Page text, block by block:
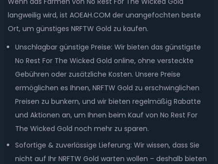
langweilig wird, ist AOEAH.COM der unangefochten beste
Ort, um günstiges NRFTW Gold zu kaufen.
Unschlagbar günstige Preise: Wir bieten das günstigste
No Rest For The Wicked Gold online, ohne versteckte
Gebühren oder zusätzliche Kosten. Unsere Preise
ermöglichen es Ihnen, NRFTW Gold zu erschwinglichen
Preisen zu bunkern, und wir bieten regelmäßig Rabatte
und Aktionen an, um Ihnen beim Kauf von No Rest For
The Wicked Gold noch mehr zu sparen.
Sofortige & zuverlässige Lieferung: Wir wissen, dass Sie
nicht auf Ihr NRFTW Gold warten wollen – deshalb bieten